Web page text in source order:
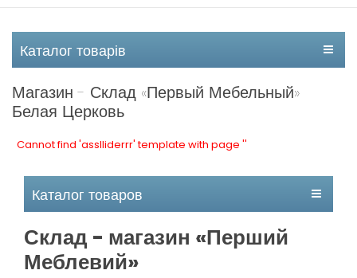
Каталог товарів
Магазин - Склад «Первый Мебельный»
Белая Церковь
Cannot find 'asslliderrr' template with page ''
Каталог товаров
Склад - магазин «Перший
Меблевий»